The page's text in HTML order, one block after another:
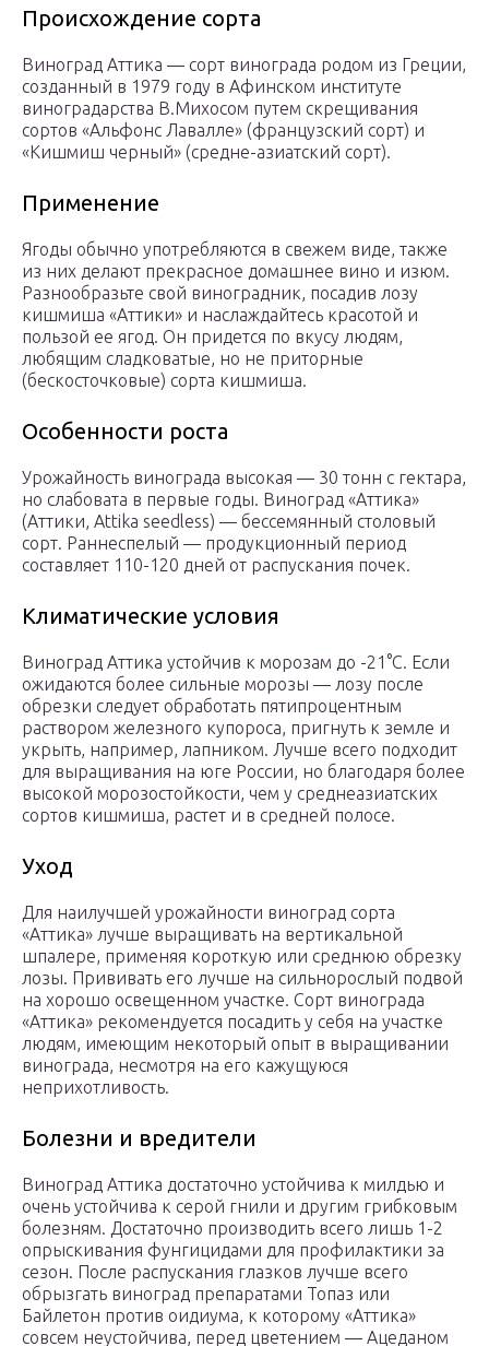
Происхождение сорта
Виноград Аттика — сорт винограда родом из Греции,
созданный в 1979 году в Афинском институте
виноградарства В.Михосом путем скрещивания
сортов «Альфонс Лавалле» (французский сорт) и
«Кишмиш черный» (средне-азиатский сорт).
Применение
Ягоды обычно употребляются в свежем виде, также
из них делают прекрасное домашнее вино и изюм.
Разнообразьте свой виноградник, посадив лозу
кишмиша «Аттики» и наслаждайтесь красотой и
пользой ее ягод. Он придется по вкусу людям,
любящим сладковатые, но не приторные
(бескосточковые) сорта кишмиша.
Особенности роста
Урожайность винограда высокая — 30 тонн с гектара,
но слабовата в первые годы. Виноград «Аттика»
(Аттики, Attika seedless) — бессемянный столовый
сорт. Раннеспелый — продукционный период
составляет 110-120 дней от распускания почек.
Климатические условия
Виноград Аттика устойчив к морозам до -21°С. Если
ожидаются более сильные морозы — лозу после
обрезки следует обработать пятипроцентным
раствором железного купороса, пригнуть к земле и
укрыть, например, лапником. Лучше всего подходит
для выращивания на юге России, но благодаря более
высокой морозостойкости, чем у среднеазиатских
сортов кишмиша, растет и в средней полосе.
Уход
Для наилучшей урожайности виноград сорта
«Аттика» лучше выращивать на вертикальной
шпалере, применяя короткую или среднюю обрезку
лозы. Прививать его лучше на сильнорослый подвой
на хорошо освещенном участке. Сорт винограда
«Аттика» рекомендуется посадить у себя на участке
людям, имеющим некоторый опыт в выращивании
винограда, несмотря на его кажущуюся
неприхотливость.
Болезни и вредители
Виноград Аттика достаточно устойчива к милдью и
очень устойчива к серой гнили и другим грибковым
болезням. Достаточно производить всего лишь 1-2
опрыскивания фунгицидами для профилактики за
сезон. После распускания глазков лучше всего
обрызгать виноград препаратами Топаз или
Байлетон против оидиума, к которому «Аттика»
совсем неустойчива, перед цветением — Ацеданом